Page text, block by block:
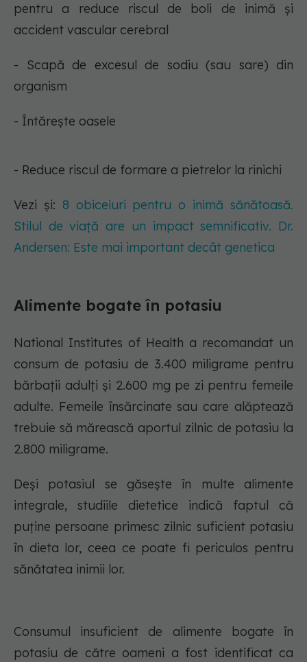
pentru a reduce riscul de boli de inimă și
accident vascular cerebral
- Scapă de excesul de sodiu (sau sare) din
organism
- Întărește oasele
- Reduce riscul de formare a pietrelor la rinichi
Vezi și: 8 obiceiuri pentru o inimă sănătoasă.
Stilul de viață are un impact semnificativ. Dr.
Andersen: Este mai important decât genetica
Alimente bogate în potasiu
National Institutes of Health a recomandat un
consum de potasiu de 3.400 miligrame pentru
bărbații adulți și 2.600 mg pe zi pentru femeile
adulte. Femeile însărcinate sau care alăptează
trebuie să mărească aportul zilnic de potasiu la
2.800 miligrame.
Deși potasiul se găsește în multe alimente
integrale, studiile dietetice indică faptul că
puține persoane primesc zilnic suficient potasiu
în dieta lor, ceea ce poate fi periculos pentru
sănătatea inimii lor.
Consumul insuficient de alimente bogate în
potasiu de către oameni a fost identificat ca